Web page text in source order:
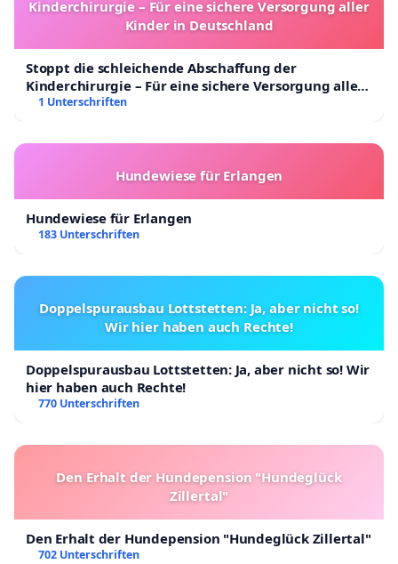
erreichen: diese Petition dürfen alle
nicht nur für Hauptamtliche gedacht. Bei dem Feld
"Funktion" kann der eigene Beruf stehen oder die
Kirchenvorsteher*in/Ehrenamtliche/r/Synodale/r/...
Kinderchirurgie – Für eine sichere Versorgung aller
Kinder in Deutschland
Stoppt die schleichende Abschaffung der
Kinderchirurgie – Für eine sichere Versorgung aller
Kinder in Deutschland
1 Unterschriften
Hundewiese für Erlangen
Hundewiese für Erlangen
183 Unterschriften
Doppelspurausbau Lottstetten: Ja, aber nicht so!
Wir hier haben auch Rechte!
Doppelspurausbau Lottstetten: Ja, aber nicht so! Wir
hier haben auch Rechte!
770 Unterschriften
Den Erhalt der Hundepension "Hundeglück
Zillertal"
Den Erhalt der Hundepension "Hundeglück Zillertal"
702 Unterschriften